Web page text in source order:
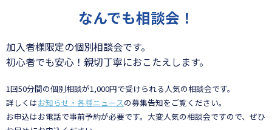
なんでも相談会！
加入者様限定の個別相談会です。
初心者でも安心！親切丁寧におこたえします。
1回50分間の個別相談が1,000円で受けられる人気の相談会です。
詳しくはお知らせ・各種ニュースの募集告知をご覧ください。
お申込はお電話で事前予約が必要です。大変人気の相談会ですので、ぜひ